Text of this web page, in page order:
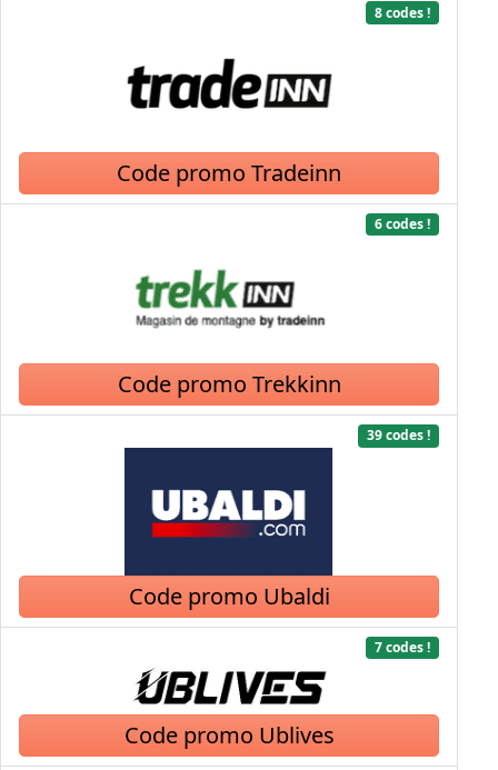
8 codes !
Code promo Tradeinn
6 codes !
Code promo Trekkinn
39 codes !
Code promo Ubaldi
7 codes !
Code promo Ublives